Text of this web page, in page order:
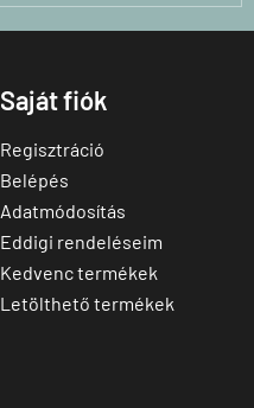
Saját fiók
Regisztráció
Belépés
Adatmódosítás
Eddigi rendeléseim
Kedvenc termékek
Letölthető termékek